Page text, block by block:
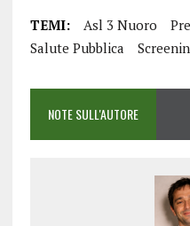
TEMI: Asl 3 Nuoro
Salute Pubblica
NOTE SULL'AUTORE